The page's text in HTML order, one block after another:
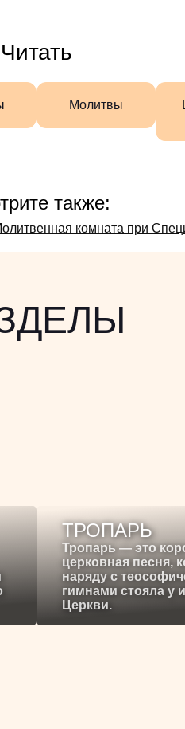
Читать
Молитвы
также:
комната при
ТРОПАРЬ
Тропарь — это
церковная песня,
наряду с
гимнами стояла у
Церкви.